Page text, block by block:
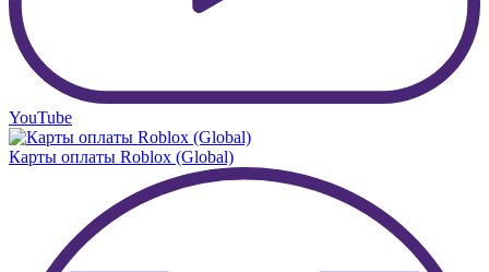
YouTube
Карты оплаты Roblox (Global)